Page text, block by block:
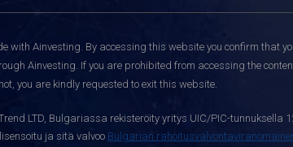
with Ainvesting. By accessing this website you confirm that
Ainvesting. If you are prohibited from accessing the
you are kindly requested to exit this website.
LTD, Bulgariassa rekisteröity yritys UIC/PIC-tunnuksella
ja sitä valvoo Bulgarian